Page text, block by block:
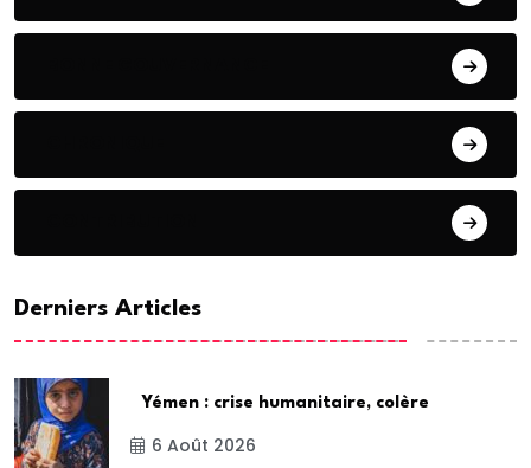
Derniers Articles
Yémen : crise humanitaire, colère
6 Août 2026